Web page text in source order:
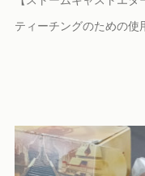
ティーチングのための使